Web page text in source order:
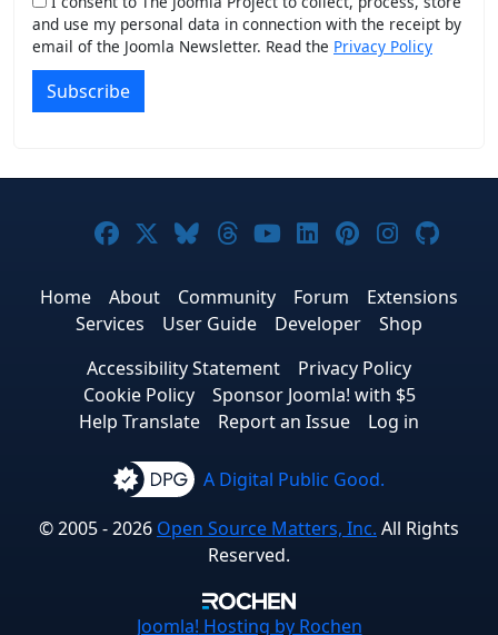
and use my personal data in connection with the receipt by
email of the Joomla Newsletter. Read the Privacy Policy
Subscribe
Joomla! on Facebook
Joomla! on X
Joomla! on Bluesky
Joomla! on Threads
Joomla! on
Joomla! on
Joomla! on
Joomla!
Home About Community Forum
Extensions
Services
User Guide Developer
Shop
Accessibility Statement
Privacy Policy
Cookie Policy
Sponsor Joomla! with $5
Help Translate
Report an Issue Log in
A Digital Public Good.
© 2005 - 2026 Open Source Matters, Inc. All Rights
Reserved.
Joomla! Hosting by Rochen